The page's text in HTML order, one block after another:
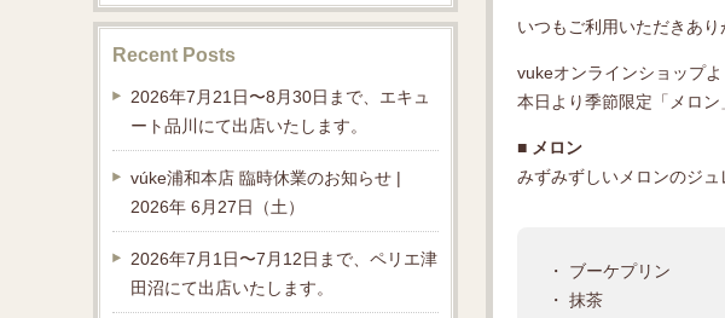
いつもご利用いただきあり
vukeオンラインショップよ
本日より季節限定「メロン
■ メロン
みずみずしいメロンのジュ
・ ブーケプリン
・ 抹茶
Recent Posts
2026年7月21日〜8月30日まで、エキュ
ート品川にて出店いたします。
vúke浦和本店 臨時休業のお知らせ |
2026年 6月27日（土）
2026年7月1日〜7月12日まで、ペリエ津
田沼にて出店いたします。